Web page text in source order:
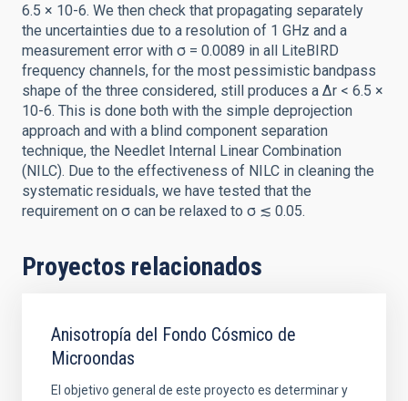
6.5 × 10-6. We then check that propagating separately
the uncertainties due to a resolution of 1 GHz and a
measurement error with σ = 0.0089 in all LiteBIRD
frequency channels, for the most pessimistic bandpass
shape of the three considered, still produces a Δr < 6.5 ×
10-6. This is done both with the simple deprojection
approach and with a blind component separation
technique, the Needlet Internal Linear Combination
(NILC). Due to the effectiveness of NILC in cleaning the
systematic residuals, we have tested that the
requirement on σ can be relaxed to σ ≲ 0.05.
Proyectos relacionados
Anisotropía del Fondo Cósmico de
Microondas
El objetivo general de este proyecto es determinar y